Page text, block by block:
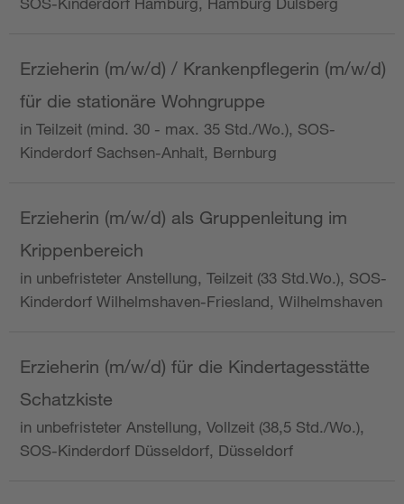
Erzieherin (m/w/d) / Krankenpflegerin (m/w/d)
für die stationäre Wohngruppe
in Teilzeit (mind. 30 - max. 35 Std./Wo.), SOS-
Kinderdorf Sachsen-Anhalt, Bernburg
Erzieherin (m/w/d) als Gruppenleitung im
Krippenbereich
in unbefristeter Anstellung, Teilzeit (33 Std.Wo.), SOS-
Kinderdorf Wilhelmshaven-Friesland, Wilhelmshaven
Erzieherin (m/w/d) für die Kindertagesstätte
Schatzkiste
in unbefristeter Anstellung, Vollzeit (38,5 Std./Wo.),
SOS-Kinderdorf Düsseldorf, Düsseldorf